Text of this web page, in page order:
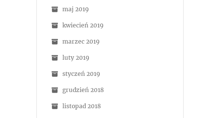
maj 2019
kwiecień 2019
marzec 2019
luty 2019
styczeń 2019
grudzień 2018
listopad 2018